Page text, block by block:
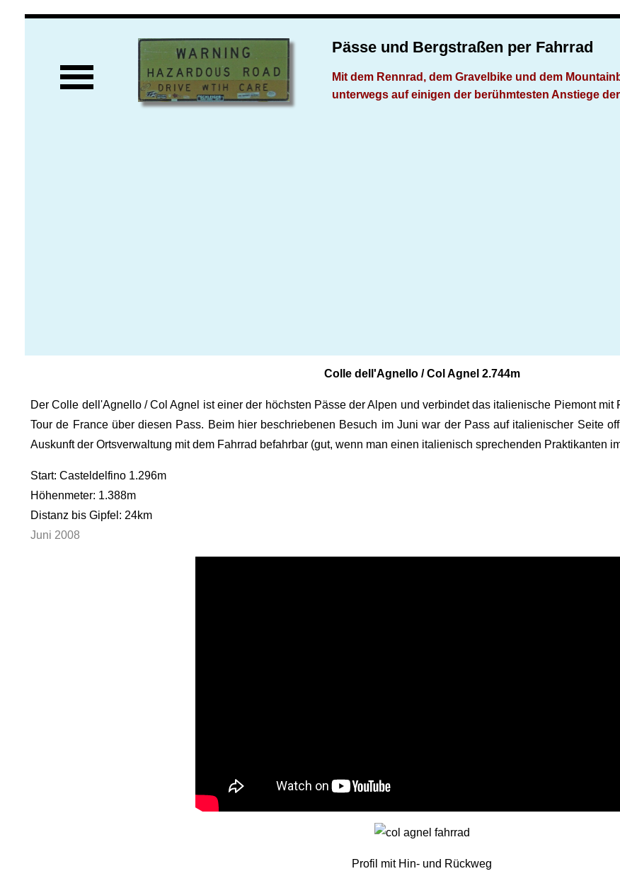
Pässe und Bergstraßen per Fahrrad
Mit dem Rennrad, dem Gravelbike und dem
unterwegs auf einigen der berühmtesten Anstiege
Colle dell'Agnello / Col Agnel 2.744m
Der Colle dell'Agnello / Col Agnel ist einer der höchsten Pässe der Alpen und verbindet das italienische Piemont mit
Tour de France über diesen Pass. Beim hier beschriebenen Besuch im Juni war der Pass auf italienischer Seite
Auskunft der Ortsverwaltung mit dem Fahrrad befahrbar (gut, wenn man einen italienisch sprechenden Praktikanten
Start: Casteldelfino 1.296m
Höhenmeter: 1.388m
Distanz bis Gipfel: 24km
Juni 2008
Profil mit Hin- und Rückweg